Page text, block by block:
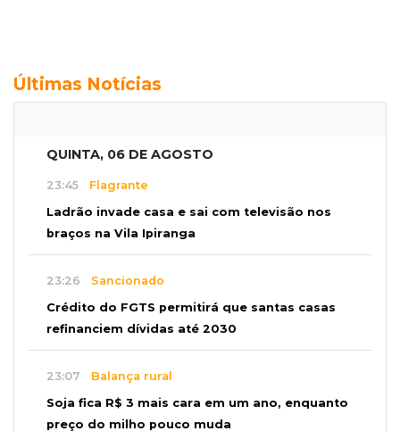
Últimas Notícias
QUINTA, 06 DE AGOSTO
23:45 Flagrante
Ladrão invade casa e sai com televisão nos
braços na Vila Ipiranga
23:26 Sancionado
Crédito do FGTS permitirá que santas casas
refinanciem dívidas até 2030
23:07 Balança rural
Soja fica R$ 3 mais cara em um ano, enquanto
preço do milho pouco muda